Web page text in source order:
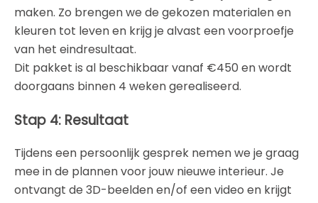
maken. Zo brengen we de gekozen materialen en
kleuren tot leven en krijg je alvast een voorproefje
van het eindresultaat.
Dit pakket is al beschikbaar vanaf €450 en wordt
doorgaans binnen 4 weken gerealiseerd.
Stap 4: Resultaat
Tijdens een persoonlijk gesprek nemen we je graag
mee in de plannen voor jouw nieuwe interieur. Je
ontvangt de 3D-beelden en/of een video en krijgt